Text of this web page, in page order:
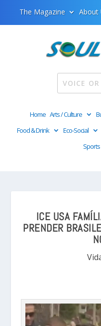
The Magazine About
Home Arts / Culture
Food & Drink
Eco-Social
Sports
ICE USA
PRENDER